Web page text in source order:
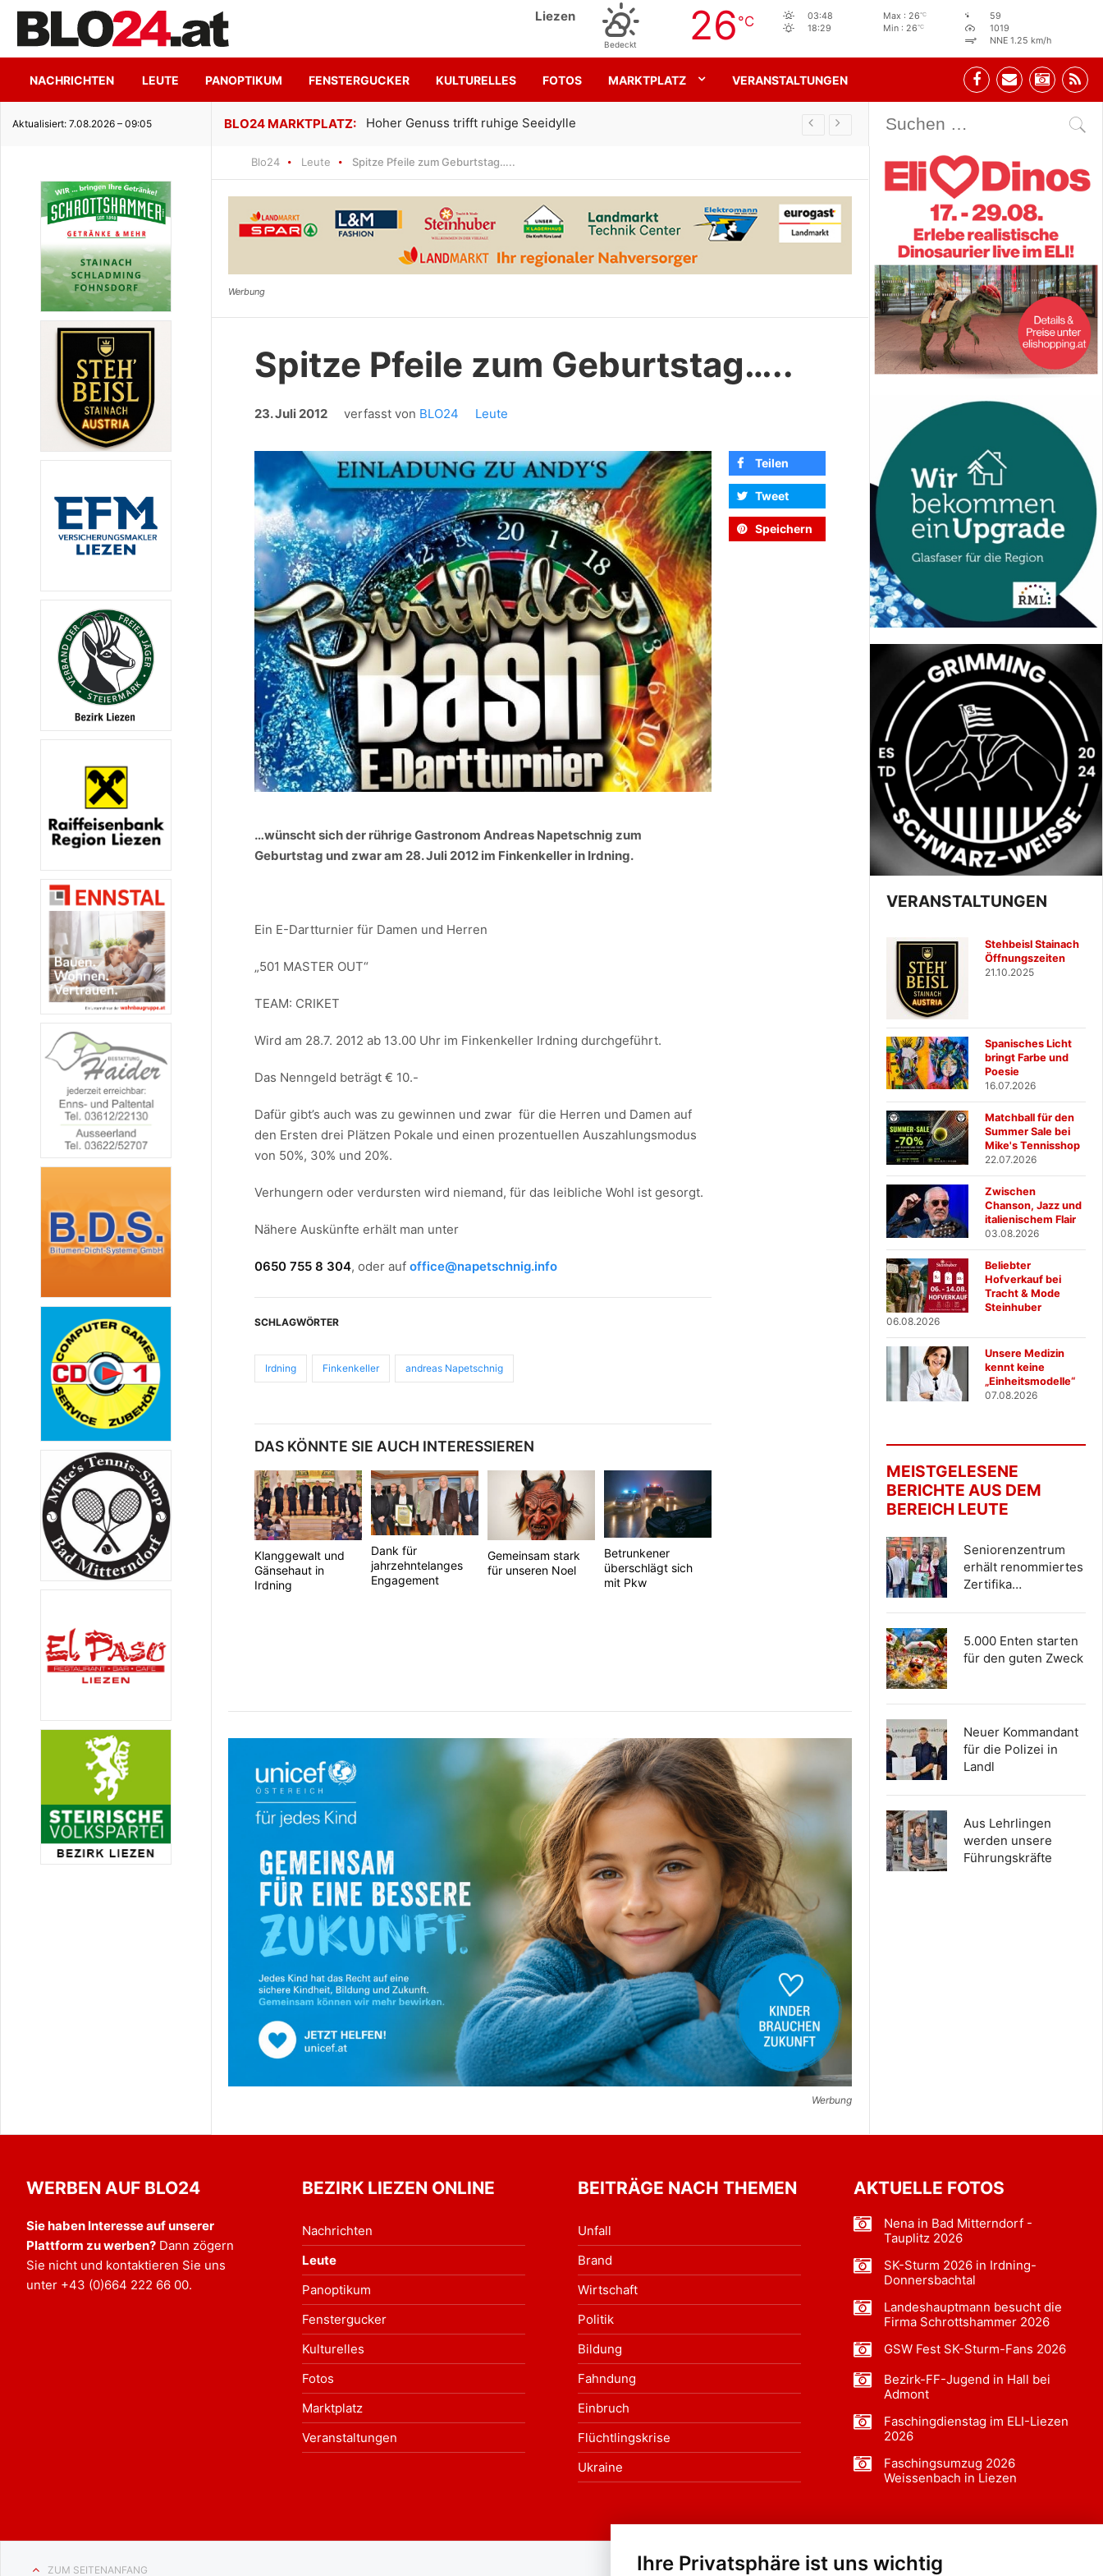
Ihre Privatsphäre ist uns wichtig
Liezen
Bedeckt 26 °C
03:48
18:29
Max : 26°C
Min : 26°C
59
1019
NNE 1.25 km/h
NACHRICHTEN LEUTE PANOPTIKUM FENSTERGUCKER KULTURELLES FOTOS MARKTPLATZ VERANSTALTUNGEN
Aktualisiert: 7.08.2026 – 09:05
Seeidylle Gemeinsam für den SK Sturm Stehbeisl Stainach Öffnungszeiten
Blo24 Leute Spitze Pfeile zum Geburtstag…..
Spitze Pfeile zum Geburtstag…..
23. Juli 2012 verfasst von BLO24 Leute
…wünscht sich der rührige Gastronom Andreas Napetschnig zum
Geburtstag und zwar am 28. Juli 2012 im Finkenkeller in Irdning.
Ein E-Dartturnier für Damen und Herren
„501 MASTER OUT“
TEAM: CRIKET
Wird am 28.7. 2012 ab 13.00 Uhr im Finkenkeller Irdning durchgeführt.
Das Nenngeld beträgt € 10.-
Dafür gibt’s auch was zu gewinnen und zwar für die Herren und Damen auf
den Ersten drei Plätzen Pokale und einen prozentuellen Auszahlungsmodus
von 50%, 30% und 20%.
Verhungern oder verdursten wird niemand, für das leibliche Wohl ist gesorgt.
Nähere Auskünfte erhält man unter
0650 755 8 304, oder aufoffice@napetschnig.info
SCHLAGWÖRTER
Irdning Finkenkeller andreas Napetschnig
DAS KÖNNTE SIE AUCH INTERESSIEREN
Klanggewalt und
Gänsehaut in
Irdning
Dank für
jahrzehntelanges
Engagement
Gemeinsam stark
für unseren Noel
Betrunkener
überschlägt sich
mit Pkw
Teilen
Tweet
Speichern
Werbung
VERANSTALTUNGEN
Stehbeisl Stainach
Öffnungszeiten
21.10.2025
Spanisches Licht
bringt Farbe und
Poesie
16.07.2026
Matchball für den
Summer Sale bei
Mike's Tennisshop
22.07.2026
Zwischen
Chanson, Jazz und
italienischem Flair
03.08.2026
Beliebter
Hofverkauf bei
Tracht & Mode
Steinhuber
06.08.2026
Unsere Medizin
kennt keine
„Einheitsmodelle“
07.08.2026
MEISTGELESENE
BERICHTE AUS DEM
BEREICH LEUTE
Seniorenzentrum
erhält renommiertes
Zertifika…
5.000 Enten starten
für den guten Zweck
Neuer Kommandant
für die Polizei in
Landl
Aus Lehrlingen
werden unsere
Führungskräfte
WERBEN AUF BLO24
Sie haben Interesse auf unserer
Plattform zu werben? Dann zögern
Sie nicht und kontaktieren Sie uns
unter +43 (0)664 222 66 00.
BEZIRK LIEZEN ONLINE
Nachrichten
Leute
Panoptikum
Fenstergucker
Kulturelles
Fotos
Marktplatz
Veranstaltungen
BEITRÄGE NACH THEMEN
Unfall
Brand
Wirtschaft
Politik
Bildung
Fahndung
Einbruch
Flüchtlingskrise
Ukraine
AKTUELLE FOTOS
Nena in Bad Mitterndorf -
Tauplitz 2026
SK-Sturm 2026 in Irdning-
Donnersbachtal
Landeshauptmann besucht die
Firma Schrottshammer 2026
GSW Fest SK-Sturm-Fans 2026
Bezirk-FF-Jugend in Hall bei
Admont
Faschingdienstag im ELI-Liezen
2026
Faschingsumzug 2026
Weissenbach in Liezen
ZUM SEITENANFANG Auf BLO24.at werben?+43 (0)664 2226600